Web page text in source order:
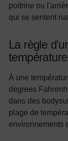
poitrine ou
qui se sentent
La règle
À une
degrees
dans des
plage de
environnements